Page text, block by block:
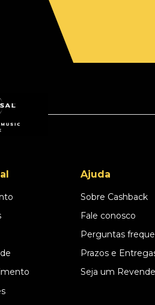
Ajuda
Sobre Cashback
Fale conosco
Perguntas
Prazos e
Seja um